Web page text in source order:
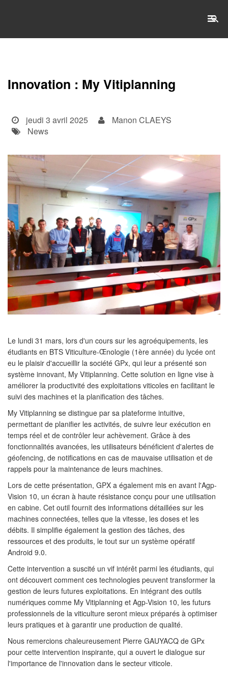
Innovation : My Vitiplanning
jeudi 3 avril 2025
Manon CLAEYS
News
Le lundi 31 mars, lors d'un cours sur les agroéquipements, les
étudiants en BTS Viticulture-Œnologie (1ère année) du lycée ont
eu le plaisir d'accueillir la société GPx, qui leur a présenté son
système innovant, My Vitiplanning. Cette solution en ligne vise à
améliorer la productivité des exploitations viticoles en facilitant le
suivi des machines et la planification des tâches.
My Vitiplanning se distingue par sa plateforme intuitive,
permettant de planifier les activités, de suivre leur exécution en
temps réel et de contrôler leur achèvement. Grâce à des
fonctionnalités avancées, les utilisateurs bénéficient d'alertes de
géofencing, de notifications en cas de mauvaise utilisation et de
rappels pour la maintenance de leurs machines.
Lors de cette présentation, GPX a également mis en avant l'Agp-
Vision 10, un écran à haute résistance conçu pour une utilisation
en cabine. Cet outil fournit des informations détaillées sur les
machines connectées, telles que la vitesse, les doses et les
débits. Il simplifie également la gestion des tâches, des
ressources et des produits, le tout sur un système opératif
Android 9.0.
Cette intervention a suscité un vif intérêt parmi les étudiants, qui
ont découvert comment ces technologies peuvent transformer la
gestion de leurs futures exploitations. En intégrant des outils
numériques comme My Vitiplanning et Agp-Vision 10, les futurs
professionnels de la viticulture seront mieux préparés à optimiser
leurs pratiques et à garantir une production de qualité.
Nous remercions chaleureusement Pierre GAUYACQ de GPx
pour cette intervention inspirante, qui a ouvert le dialogue sur
l'importance de l'innovation dans le secteur viticole.
Accueil
L'établissement
International
Actualités
Taxe d'apprentissage